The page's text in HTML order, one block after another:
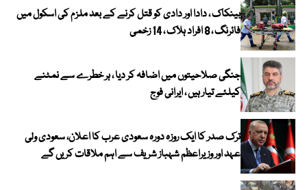
بینکاک ، دادا اور دادی کو قتل کرنے کے بعد ملزم کی اسکول میں
فائرنگ ، 8 افراد ہلاک ، 14 زخمی
جنگی صلاحیتوں میں اضافہ کر دیا ، ہر خطرے سے نمٹنے
کیلئے تیار ہیں ، ایرانی فوج
ترک صدر کا ایک روزہ دورہ سعودی عرب کا اعلان، سعودی ولی
عہد اور وزیراعظم شہباز شریف سے اہم ملاقات کریں گے